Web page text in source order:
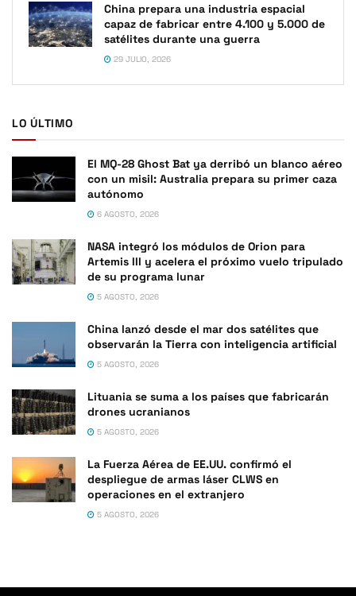
China prepara una industria espacial
capaz de fabricar entre 4.100 y 5.000 de
satélites durante una guerra
29 JULIO, 2026
LO ÚLTIMO
El MQ-28 Ghost Bat ya derribó un blanco aéreo
con un misil: Australia prepara su primer caza
autónomo
6 AGOSTO, 2026
NASA integró los módulos de Orion para
Artemis III y acelera el próximo vuelo tripulado
de su programa lunar
5 AGOSTO, 2026
China lanzó desde el mar dos satélites que
observarán la Tierra con inteligencia artificial
5 AGOSTO, 2026
Lituania se suma a los países que fabricarán
drones ucranianos
5 AGOSTO, 2026
La Fuerza Aérea de EE.UU. confirmó el
despliegue de armas láser CLWS en
operaciones en el extranjero
5 AGOSTO, 2026